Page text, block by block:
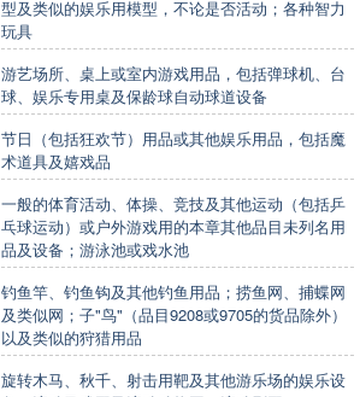
型及类似的娱乐用模型，不论是否活动；各种智力
玩具
游艺场所、桌上或室内游戏用品，包括弹球机、台
球、娱乐专用桌及保龄球自动球道设备
节日（包括狂欢节）用品或其他娱乐用品，包括魔
术道具及嬉戏品
一般的体育活动、体操、竞技及其他运动（包括乒
乓球运动）或户外游戏用的本章其他品目未列名用
品及设备；游泳池或戏水池
钓鱼竿、钓鱼钩及其他钓鱼用品；捞鱼网、捕蝶网
及类似网；子"鸟"（品目9208或9705的货品除外）
以及类似的狩猎用品
旋转木马、秋千、射击用靶及其他游乐场的娱乐设